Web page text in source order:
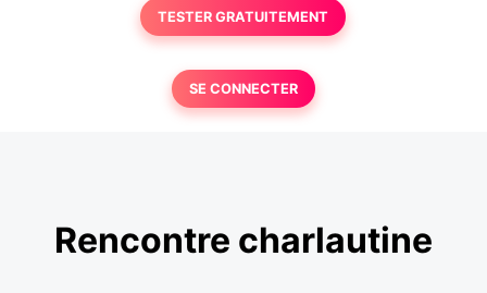
TESTER GRATUITEMENT
SE CONNECTER
Rencontre charlautine